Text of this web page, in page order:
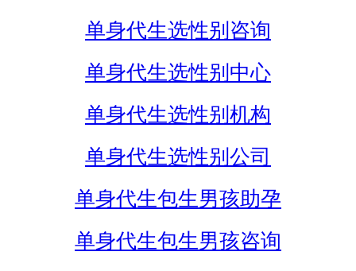
单身代生选性别咨询
单身代生选性别中心
单身代生选性别机构
单身代生选性别公司
单身代生包生男孩助孕
单身代生包生男孩咨询